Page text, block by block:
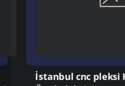
İstanbul cnc pleksi